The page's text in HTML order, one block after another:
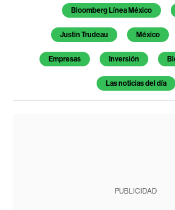
Temas de este artículo
Bloomberg Línea México
Justin Trudeau México
Empresas Inversión
Las noticias del día
PUBLICIDAD